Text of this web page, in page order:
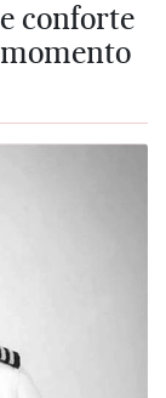
conforte